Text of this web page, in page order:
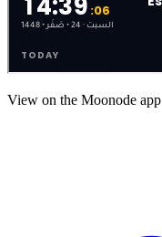
View on the Moonode app